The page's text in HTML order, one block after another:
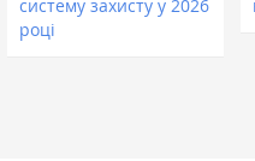
систему захисту у 2026
році